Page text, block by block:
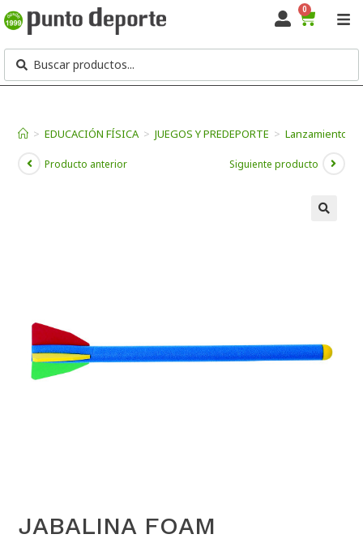
0
> EDUCACIÓN FÍSICA > JUEGOS Y PREDEPORTE > Lanzamientos
Producto anterior Siguiente producto
JABALINA FOAM